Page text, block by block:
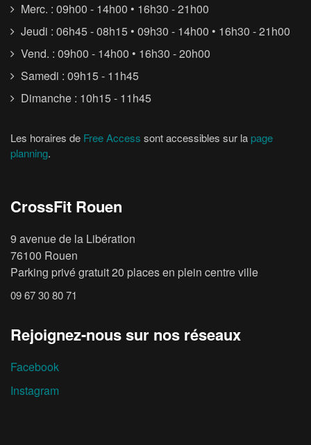
Merc. : 09h00 - 14h00 • 16h30 - 21h00
Jeudi : 06h45 - 08h15 • 09h30 - 14h00 • 16h30 - 21h00
Vend. : 09h00 - 14h00 • 16h30 - 20h00
Samedi : 09h15 - 11h45
Dimanche : 10h15 - 11h45
Les horaires de Free Access sont accessibles sur la page
planning.
CrossFit Rouen
9 avenue de la Libération
76100 Rouen
Parking privé gratuit 20 places en plein centre ville
09 67 30 80 71
Rejoignez-nous sur nos réseaux
Facebook
Instagram